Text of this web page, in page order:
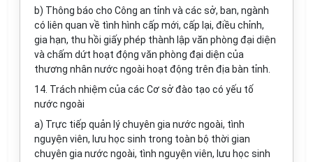
b) Thông báo cho Công an tỉnh và các sở, ban, ngành
có liên quan về tình hình cấp mới, cấp lại, điều chỉnh,
gia hạn, thu hồi giấy phép thành lập văn phòng đại diện
và chấm dứt hoạt động văn phòng đại diện của
thương nhân nước ngoài hoạt động trên địa bàn tỉnh.
14. Trách nhiệm của các Cơ sở đào tạo có yếu tố
nước ngoài
a) Trực tiếp quản lý chuyên gia nước ngoài, tình
nguyện viên, lưu học sinh trong toàn bộ thời gian
chuyên gia nước ngoài, tình nguyện viên, lưu học sinh